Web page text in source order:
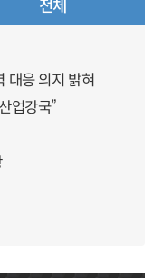
전체
대응 의지 밝혀
업강국”